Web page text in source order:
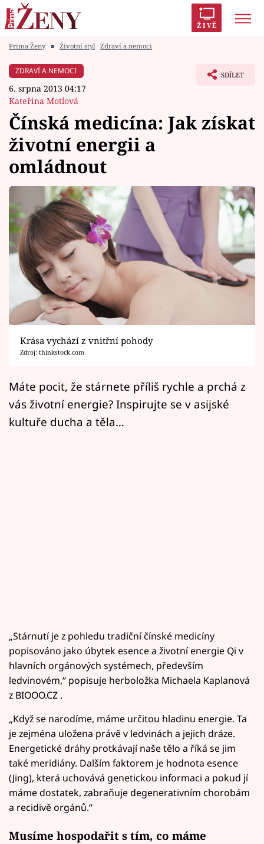
ŽIVĚ
Módní alarm
Zrádci
Témata
Celebrity
Vztahy
Seriály
Horoskopy
Sledujte prima+
Filmový festival Karlovy Vary
Pořady
Mámy sobě
Přihlášení
Prima Ženy ■ Životní styl Zdraví a nemoci
ZDRAVÍ A NEMOCI
6. srpna 2013 04:17
Kateřina Motlová
SDÍLET
Čínská medicína: Jak získat
životní energii a
omládnout
Krása vychází z vnitřní pohody
Zdroj: thinkstock.com
Máte pocit, že stárnete příliš rychle a prchá z
vás životní energie? Inspirujte se v asijské
kultuře ducha a těla…
„Stárnutí je z pohledu tradiční čínské medicíny
popisováno jako úbytek esence a životní energie Qi v
hlavních orgánových systémech, především
ledvinovém,“ popisuje herboložka Michaela Kaplanová
z BIOOO.CZ .
„Když se narodíme, máme určitou hladinu energie. Ta
je zejména uložena právě v ledvinách a jejich dráze.
Energetické dráhy protkávají naše tělo a říká se jim
také meridiány. Dalším faktorem je hodnota esence
(Jing), která uchovává genetickou informaci a pokud jí
máme dostatek, zabraňuje degenerativním chorobám
a recidivě orgánů.“
Musíme hospodařit s tím, co máme